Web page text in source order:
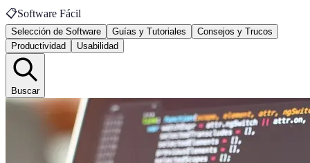
📋Software Fácil
Selección de Software Guías y Tutoriales
Consejos y Trucos
Productividad
Usabilidad
Buscar